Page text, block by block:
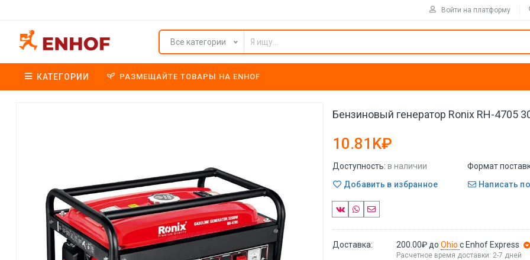
Войти на платформу
Все категории
КАТЕГОРИИ РАЗМЕЩАЙТЕ ТОВАРЫ НА ENHOF
Бензиновый генератор Ronix RH-4705
10.81K₽
Доступность: в наличии
Формат
Добавить в избранное
Написать
Доставка: 200.00₽ доOhioс Enhof Express
Расчетное время доставки: 2-7 дней